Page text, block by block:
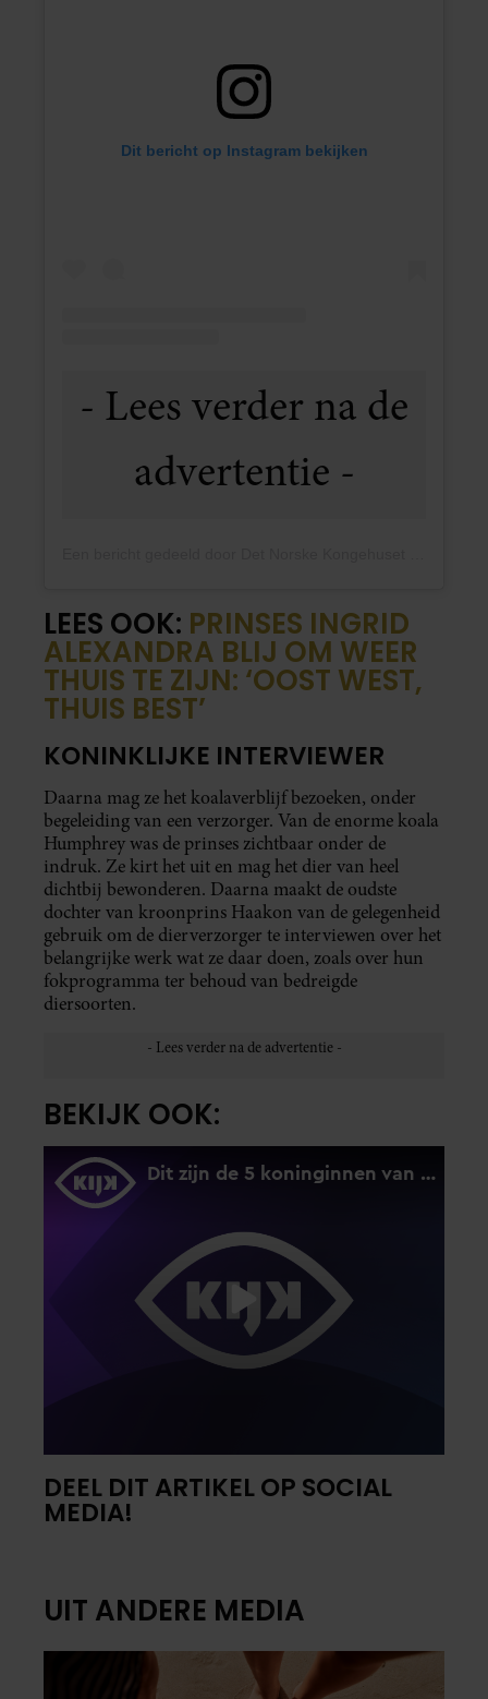
Dit bericht op Instagram bekijken
LEES OOK: PRINSES INGRID
ALEXANDRA BLIJ OM WEER
THUIS TE ZIJN: ‘OOST WEST,
THUIS BEST’
KONINKLIJKE INTERVIEWER
Daarna mag ze het koalaverblijf bezoeken, onder
begeleiding van een verzorger. Van de enorme koala
Humphrey was de prinses zichtbaar onder de
indruk. Ze kirt het uit en mag het dier van heel
dichtbij bewonderen. Daarna maakt de oudste
dochter van kroonprins Haakon van de gelegenheid
gebruik om de dierverzorger te interviewen over het
belangrijke werk wat ze daar doen, zoals over hun
fokprogramma ter behoud van bedreigde
diersoorten.
BEKIJK OOK:
DEEL DIT ARTIKEL OP SOCIAL
MEDIA!
UIT ANDERE MEDIA